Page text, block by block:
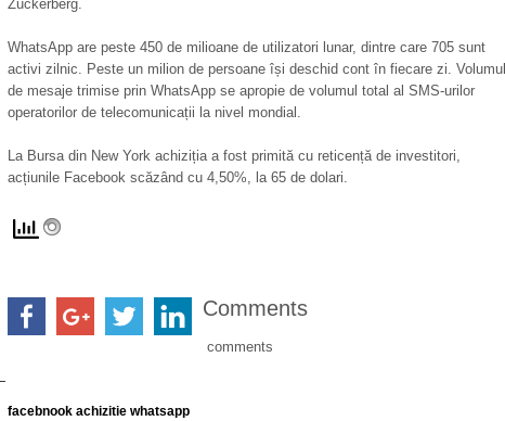
Zuckerberg.
WhatsApp are peste 450 de milioane de utilizatori lunar, dintre care 705 sunt
activi zilnic. Peste un milion de persoane își deschid cont în fiecare zi. Volumul
de mesaje trimise prin WhatsApp se apropie de volumul total al SMS-urilor
operatorilor de telecomunicații la nivel mondial.
La Bursa din New York achiziția a fost primită cu reticență de investitori,
acțiunile Facebook scăzând cu 4,50%, la 65 de dolari.
Comments
comments
facebnook achizitie whatsapp